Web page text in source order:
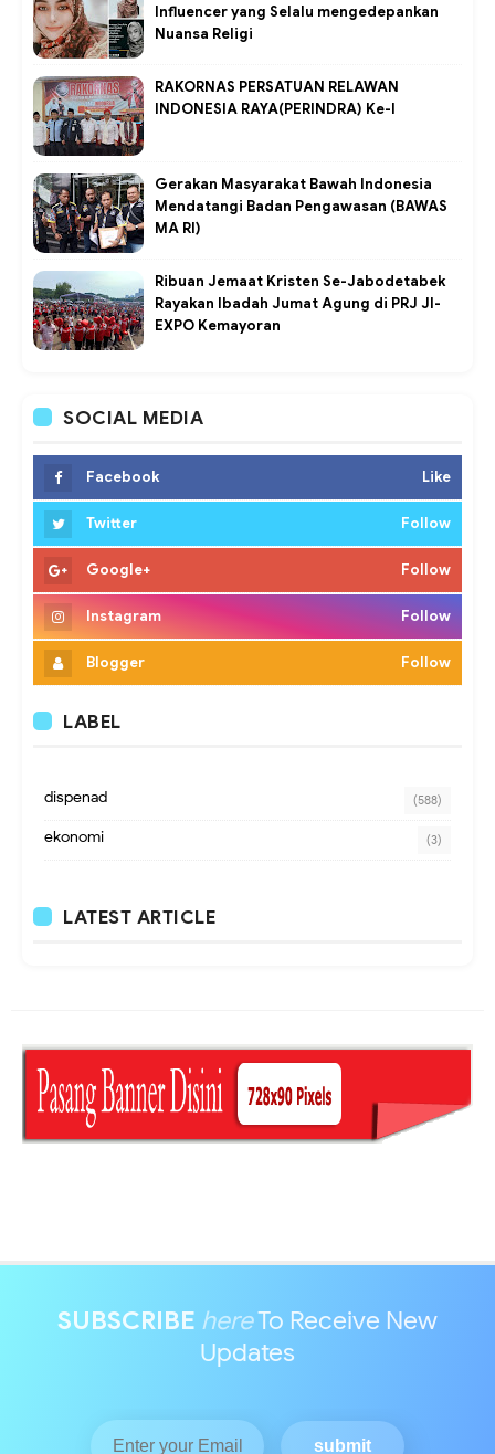
Influencer yang Selalu mengedepankan
Nuansa Religi
RAKORNAS PERSATUAN RELAWAN
INDONESIA RAYA(PERINDRA) Ke-I
Gerakan Masyarakat Bawah Indonesia
Mendatangi Badan Pengawasan (BAWAS
MA RI)
Ribuan Jemaat Kristen Se-Jabodetabek
Rayakan Ibadah Jumat Agung di PRJ JI-
EXPO Kemayoran
SOCIAL MEDIA
Facebook Like
Twitter Follow
Google+ Follow
Instagram Follow
Blogger Follow
LABEL
dispenad (588)
ekonomi (3)
LATEST ARTICLE
SUBSCRIBE hereTo Receive New
Updates